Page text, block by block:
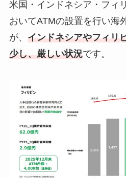
米国・インドネシア・フィ
おいてATMの設置を行い海
が、 インドネシアやフィリ
少し、厳しい状況です。